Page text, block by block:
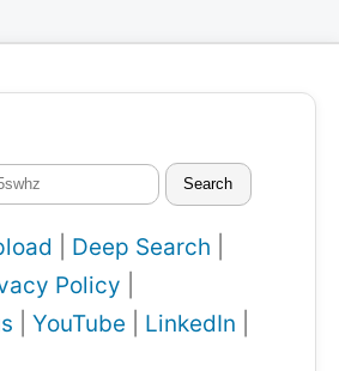
Search
Deep Search
Policy
YouTube LinkedIn